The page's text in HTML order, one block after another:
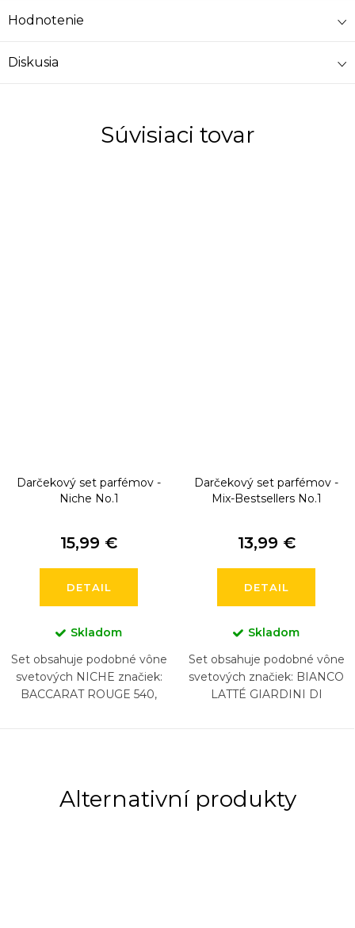
Hodnotenie
Diskusia
Súvisiaci tovar
Darčekový set parfémov -
Niche No.1
15,99 €
DETAIL
Skladom
Set obsahuje podobné vône
svetových NICHE značiek:
BACCARAT ROUGE 540,
Darčekový set parfémov -
Mix-Bestsellers No.1
13,99 €
DETAIL
Skladom
Set obsahuje podobné vône
svetových značiek: BIANCO
LATTÉ GIARDINI DI